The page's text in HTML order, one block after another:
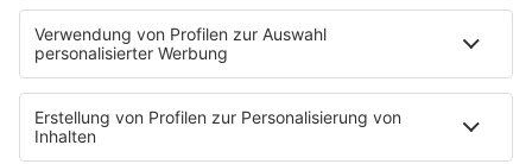
Frühstück bei Barbara
Brave & One
NotAufnahme
"Bewerbung und Karriere"
Aber bitte mit Schlager
Erdbeerkäse